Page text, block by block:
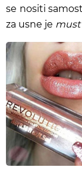
se nositi
za usne je must